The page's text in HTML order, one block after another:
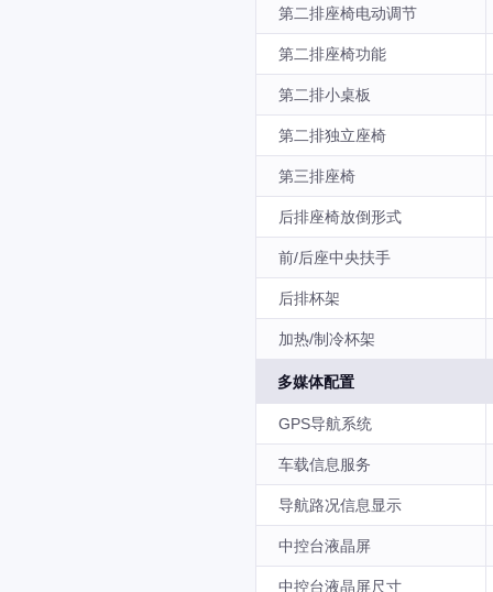
第二排座椅电动调节
第二排座椅功能
第二排小桌板
第二排独立座椅
第三排座椅
后排座椅放倒形式
前/后座中央扶手
后排杯架
加热/制冷杯架
多媒体配置
GPS导航系统
车载信息服务
导航路况信息显示
中控台液晶屏
中控台液晶屏尺寸